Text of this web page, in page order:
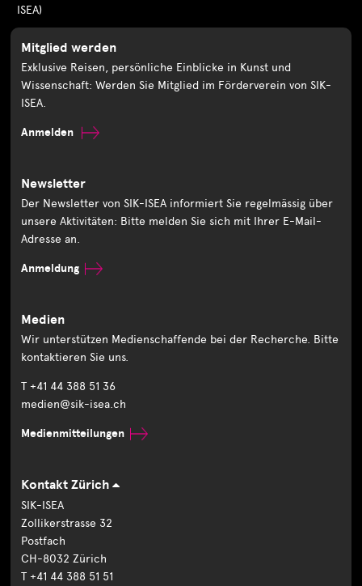
ISEA)
Mitglied werden
Exklusive Reisen, persönliche Einblicke in Kunst und
Wissenschaft: Werden Sie Mitglied im Förderverein von SIK-
ISEA.
Anmelden
Newsletter
Der Newsletter von SIK-ISEA informiert Sie regelmässig über
unsere Aktivitäten: Bitte melden Sie sich mit Ihrer E-Mail-
Adresse an.
Anmeldung
Medien
Wir unterstützen Medienschaffende bei der Recherche. Bitte
kontaktieren Sie uns.
T +41 44 388 51 36
medien@sik-isea.ch
Medienmitteilungen
Kontakt Zürich
SIK-ISEA
Zollikerstrasse 32
Postfach
CH-8032 Zürich
T +41 44 388 51 51